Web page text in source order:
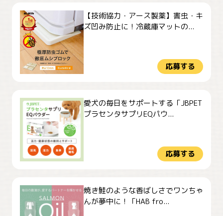
【技術協力・アース製薬】害虫・キ
ズ凹み防止に！冷蔵庫マットの...
応募する
愛犬の毎日をサポートする「JBPET
プラセンタサプリEQパウ...
応募する
焼き鮭のような香ばしさでワンちゃ
んが夢中に！「HAB fro...